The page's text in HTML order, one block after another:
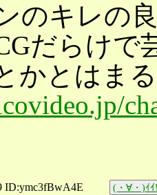
のキレの
だらけで
かとはま
ID:ymc3fBwA4E (・∀・)ｲ